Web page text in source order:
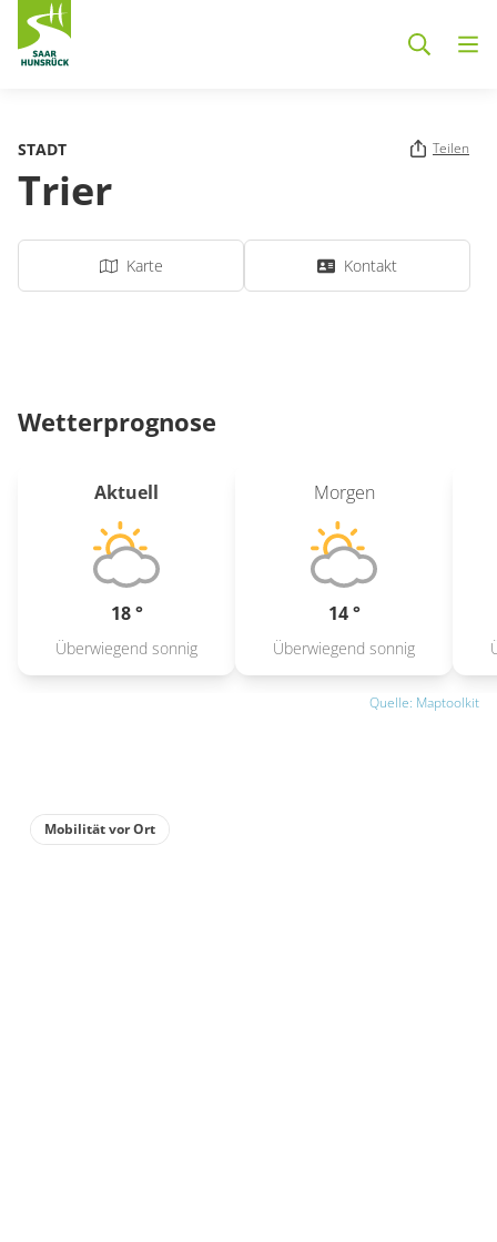
STADT Teilen
Trier
Karte Kontakt
Wetterprognose
Aktuell
18 °
Überwiegend sonnig
Morgen
14 °
Überwiegend sonnig
Quelle: Maptoolkit
Mobilität vor Ort